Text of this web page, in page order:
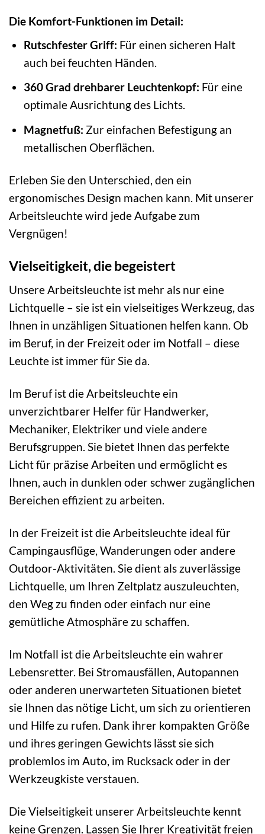
Die Komfort-Funktionen im Detail:
Rutschfester Griff: Für einen sicheren Halt
auch bei feuchten Händen.
360 Grad drehbarer Leuchtenkopf: Für eine
optimale Ausrichtung des Lichts.
Magnetfuß: Zur einfachen Befestigung an
metallischen Oberflächen.
Erleben Sie den Unterschied, den ein
ergonomisches Design machen kann. Mit unserer
Arbeitsleuchte wird jede Aufgabe zum
Vergnügen!
Vielseitigkeit, die begeistert
Unsere Arbeitsleuchte ist mehr als nur eine
Lichtquelle – sie ist ein vielseitiges Werkzeug, das
Ihnen in unzähligen Situationen helfen kann. Ob
im Beruf, in der Freizeit oder im Notfall – diese
Leuchte ist immer für Sie da.
Im Beruf ist die Arbeitsleuchte ein
unverzichtbarer Helfer für Handwerker,
Mechaniker, Elektriker und viele andere
Berufsgruppen. Sie bietet Ihnen das perfekte
Licht für präzise Arbeiten und ermöglicht es
Ihnen, auch in dunklen oder schwer zugänglichen
Bereichen effizient zu arbeiten.
In der Freizeit ist die Arbeitsleuchte ideal für
Campingausflüge, Wanderungen oder andere
Outdoor-Aktivitäten. Sie dient als zuverlässige
Lichtquelle, um Ihren Zeltplatz auszuleuchten,
den Weg zu finden oder einfach nur eine
gemütliche Atmosphäre zu schaffen.
Im Notfall ist die Arbeitsleuchte ein wahrer
Lebensretter. Bei Stromausfällen, Autopannen
oder anderen unerwarteten Situationen bietet
sie Ihnen das nötige Licht, um sich zu orientieren
und Hilfe zu rufen. Dank ihrer kompakten Größe
und ihres geringen Gewichts lässt sie sich
problemlos im Auto, im Rucksack oder in der
Werkzeugkiste verstauen.
Die Vielseitigkeit unserer Arbeitsleuchte kennt
keine Grenzen. Lassen Sie Ihrer Kreativität freien